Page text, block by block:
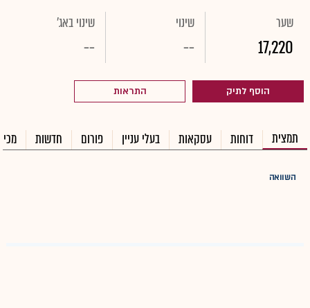
שער
17,220
שינוי
--
שינוי באג'
--
הוסף לתיק התראות
תמצית דוחות עסקאות בעלי עניין פורום חדשות
השוואה